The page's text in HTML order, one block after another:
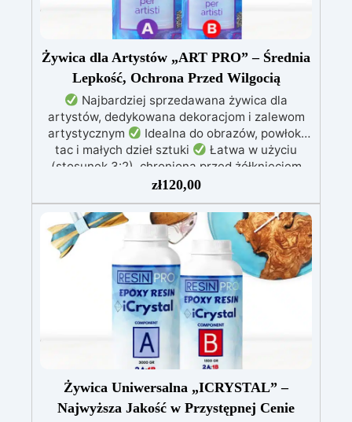
Żywica dla Artystów „ART PRO” – Średnia
Lepkość, Ochrona Przed Wilgocią
Najbardziej sprzedawana żywica dla
artystów, dedykowana dekoracjom i zalewom
artystycznym
Idealna do obrazów, powłok,
tac i małych dzieł sztuki
Łatwa w użyciu
(stosunek 3:2), chroniona przed żółknięciem
dzięki specjalnym filtrom UV
nie kapie, utrzymując precyzyjne i czyste wzory
Utwardza się w 12-24 godziny, zapewniając
błyszczącą i lśniącą powierzchnię
zł120,00
Żywica Uniwersalna „ICRYSTAL” –
Najwyższa Jakość w Przystępnej Cenie